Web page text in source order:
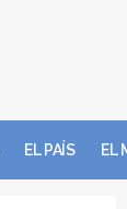
EL PAÍS EL